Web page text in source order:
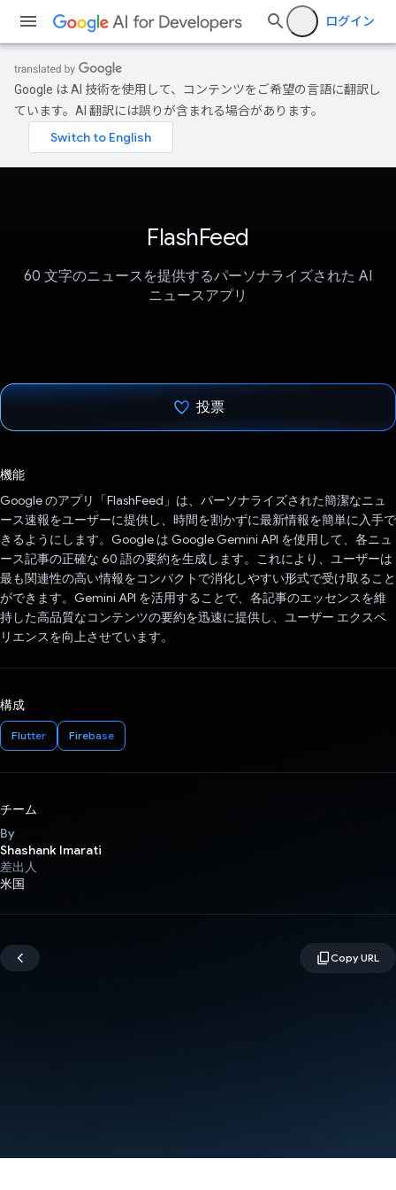
ログイン
Google は AI 技術を使用して、コンテンツをご希望の言語に翻訳し
ています。AI 翻訳には誤りが含まれる場合があります。
FlashFeed
60 文字のニュースを提供するパーソナライズされた AI
ニュースアプリ
投票
機能
Google のアプリ「FlashFeed」は、パーソナライズされた簡潔なニュ
ース速報をユーザーに提供し、時間を割かずに最新情報を簡単に入手で
きるようにします。Google は Google Gemini API を使用して、各ニュ
ース記事の正確な 60 語の要約を生成します。これにより、ユーザーは
最も関連性の高い情報をコンパクトで消化しやすい形式で受け取ること
ができます。Gemini API を活用することで、各記事のエッセンスを維
持した高品質なコンテンツの要約を迅速に提供し、ユーザー エクスペ
リエンスを向上させています。
構成
Flutter Firebase
チーム
By
Shashank Imarati
差出人
米国